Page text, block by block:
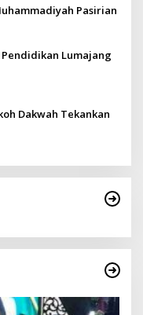
Pasirian
Lumajang
Dakwah Tekankan